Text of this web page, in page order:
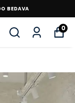
BEDAVA
0